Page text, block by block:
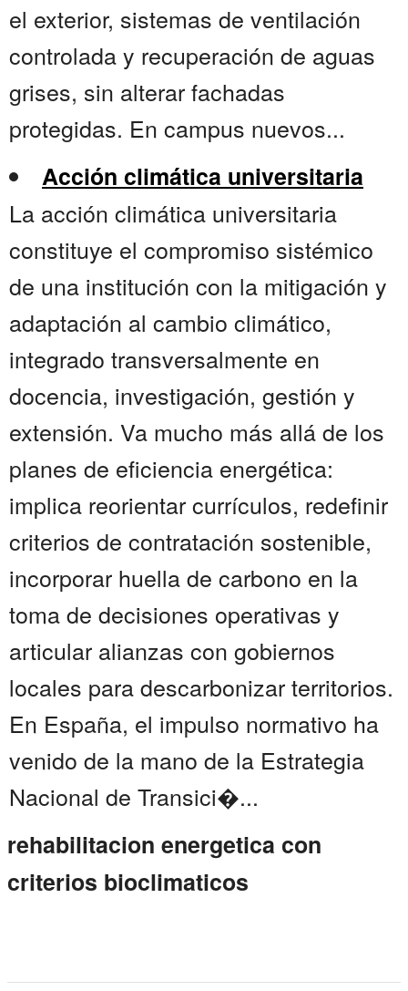
el exterior, sistemas de ventilación
controlada y recuperación de aguas
grises, sin alterar fachadas
protegidas. En campus nuevos...
Acción climática universitaria
La acción climática universitaria
constituye el compromiso sistémico
de una institución con la mitigación y
adaptación al cambio climático,
integrado transversalmente en
docencia, investigación, gestión y
extensión. Va mucho más allá de los
planes de eficiencia energética:
implica reorientar currículos, redefinir
criterios de contratación sostenible,
incorporar huella de carbono en la
toma de decisiones operativas y
articular alianzas con gobiernos
locales para descarbonizar territorios.
En España, el impulso normativo ha
venido de la mano de la Estrategia
Nacional de Transici�...
rehabilitacion energetica con
criterios bioclimaticos